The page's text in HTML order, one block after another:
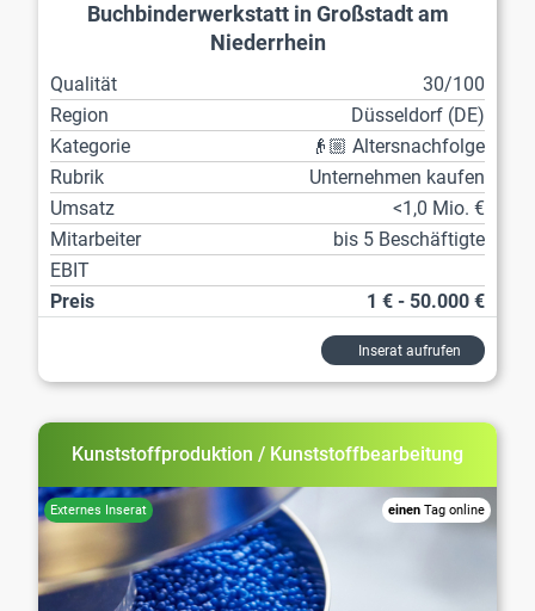
Buchbinderwerkstatt in Großstadt am
Niederrhein
Qualität
30/100
Region
Düsseldorf (DE)
Kategorie
👴🏼 Altersnachfolge
Rubrik
Unternehmen kaufen
Umsatz
<1,0 Mio. €
Mitarbeiter
bis 5 Beschäftigte
EBIT
Preis
1 € - 50.000 €
Inserat aufrufen
Kunststoffproduktion / Kunststoffbearbeitung
einen Tag online